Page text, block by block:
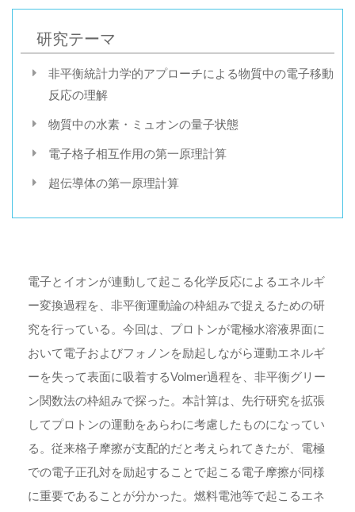
研究テーマ
非平衡統計力学的アプローチによる物質中の電子移動
反応の理解
物質中の水素・ミュオンの量子状態
電子格子相互作用の第一原理計算
超伝導体の第一原理計算
電子とイオンが連動して起こる化学反応によるエネルギ
ー変換過程を、非平衡運動論の枠組みで捉えるための研
究を行っている。今回は、プロトンが電極水溶液界面に
おいて電子およびフォノンを励起しながら運動エネルギ
ーを失って表面に吸着するVolmer過程を、非平衡グリー
ン関数法の枠組みで探った。本計算は、先行研究を拡張
してプロトンの運動をあらわに考慮したものになってい
る。従来格子摩擦が支配的だと考えられてきたが、電極
での電子正孔対を励起することで起こる電子摩擦が同様
に重要であることが分かった。燃料電池等で起こるエネ